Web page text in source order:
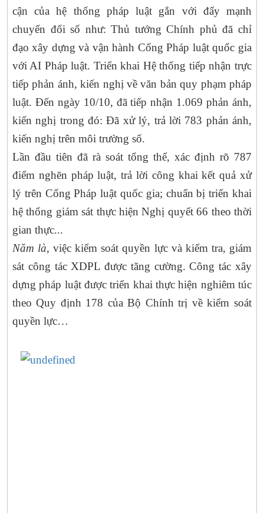
cận của hệ thống pháp luật gắn với đẩy mạnh
chuyển đổi số như: Thủ tướng Chính phủ đã chỉ
đạo xây dựng và vận hành Cổng Pháp luật quốc gia
với AI Pháp luật. Triển khai Hệ thống tiếp nhận trực
tiếp phản ánh, kiến nghị về văn bản quy phạm pháp
luật. Đến ngày 10/10, đã tiếp nhận 1.069 phản ánh,
kiến nghị trong đó: Đã xử lý, trả lời 783 phản ánh,
kiến nghị trên môi trường số.
Lần đầu tiên đã rà soát tổng thể, xác định rõ 787
điểm nghẽn pháp luật, trả lời công khai kết quả xử
lý trên Cổng Pháp luật quốc gia; chuẩn bị triển khai
hệ thống giám sát thực hiện Nghị quyết 66 theo thời
gian thực...
Năm là, việc kiểm soát quyền lực và kiểm tra, giám
sát công tác XDPL được tăng cường. Công tác xây
dựng pháp luật được triển khai thực hiện nghiêm túc
theo Quy định 178 của Bộ Chính trị về kiểm soát
quyền lực…